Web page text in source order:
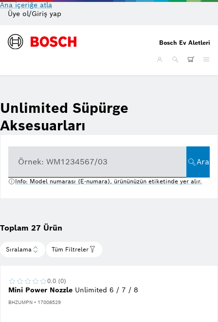
Ana içeriğe atla
Üye ol/Giriş yap
Bosch Ev Aletleri
Unlimited Süpürge
Aksesuarları
Örnek: WM1234567/03 Ara
Info: Model numarası (E-numara), ürününüzün etiketinde yer alır.
Toplam 27 Ürün
Sıralama Tüm Filtreler
Mini Power Nozzle Unlimited 6 / 7 / 8
BHZUMPN • 17008529
0.0 (0)